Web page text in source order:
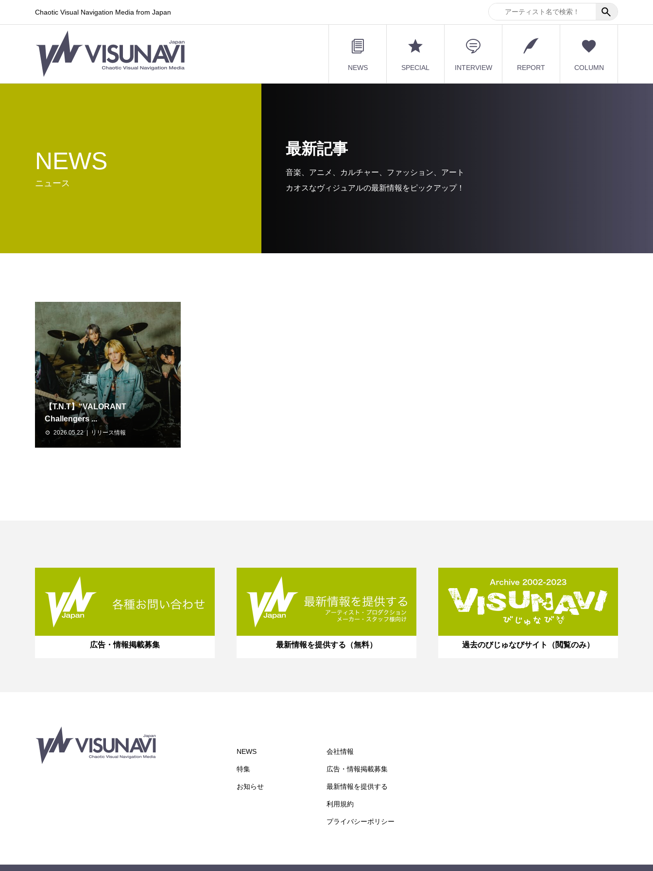
Chaotic Visual Navigation Media from Japan
NEWS SPECIAL INTERVIEW REPORT COLUMN
NEWS
ニュース
最新記事
音楽、アニメ、カルチャー、ファッション、アート
カオスなヴィジュアルの最新情報をピックアップ！
【T.N.T】“VALORANT
Challengers ...
2026.05.22 リリース情報
広告・情報掲載募集 最新情報を提供する（無料） 過去のびじゅなびサイト（閲覧のみ）
NEWS
特集
お知らせ
会社情報
広告・情報掲載募集
最新情報を提供する
利用規約
プライバシーポリシー